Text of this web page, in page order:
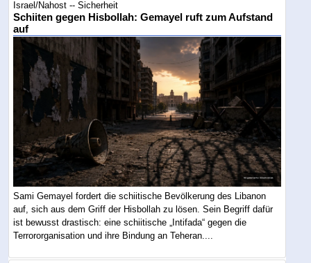
Israel/Nahost -- Sicherheit
Schiiten gegen Hisbollah: Gemayel ruft zum Aufstand
auf
Sami Gemayel fordert die schiitische Bevölkerung des Libanon
auf, sich aus dem Griff der Hisbollah zu lösen. Sein Begriff dafür
ist bewusst drastisch: eine schiitische „Intifada“ gegen die
Terrororganisation und ihre Bindung an Teheran....